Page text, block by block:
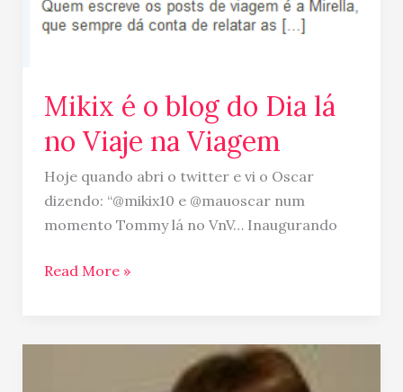
Mikix é o blog do Dia lá
no Viaje na Viagem
Hoje quando abri o twitter e vi o Oscar
dizendo: “@mikix10 e @mauoscar num
momento Tommy lá no VnV… Inaugurando
Read More »